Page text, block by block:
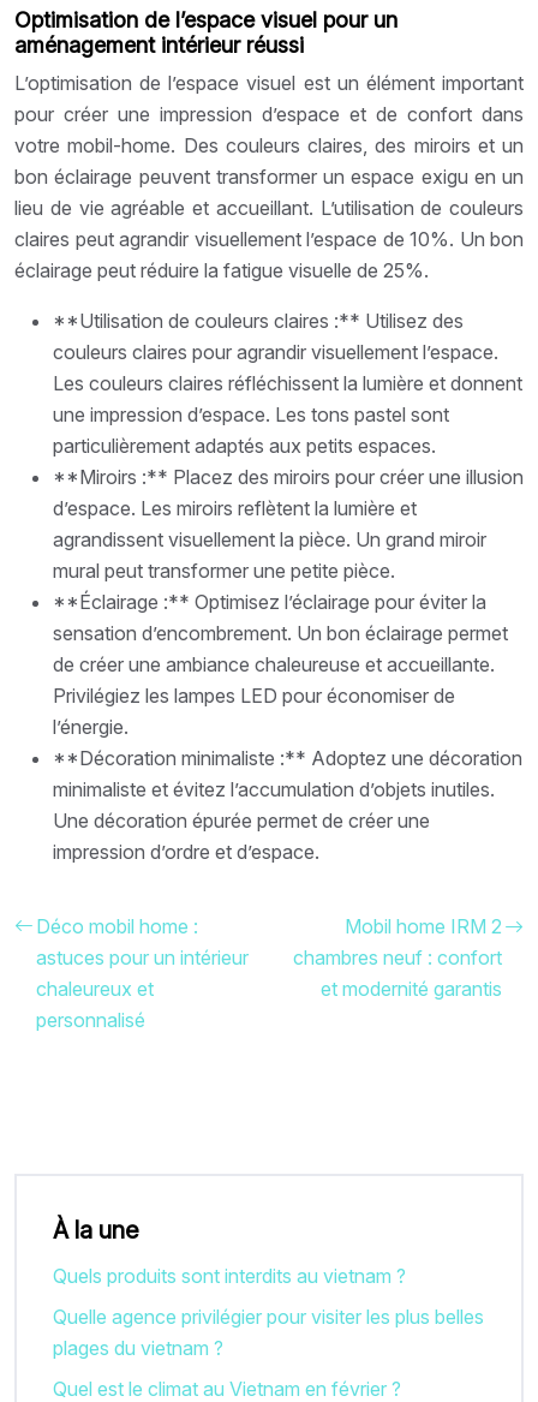
Optimisation de l’espace visuel pour un
aménagement intérieur réussi
L’optimisation de l’espace visuel est un élément important
pour créer une impression d’espace et de confort dans
votre mobil-home. Des couleurs claires, des miroirs et un
bon éclairage peuvent transformer un espace exigu en un
lieu de vie agréable et accueillant. L’utilisation de couleurs
claires peut agrandir visuellement l’espace de 10%. Un bon
éclairage peut réduire la fatigue visuelle de 25%.
**Utilisation de couleurs claires :** Utilisez des
couleurs claires pour agrandir visuellement l’espace.
Les couleurs claires réfléchissent la lumière et donnent
une impression d’espace. Les tons pastel sont
particulièrement adaptés aux petits espaces.
**Miroirs :** Placez des miroirs pour créer une illusion
d’espace. Les miroirs reflètent la lumière et
agrandissent visuellement la pièce. Un grand miroir
mural peut transformer une petite pièce.
**Éclairage :** Optimisez l’éclairage pour éviter la
sensation d’encombrement. Un bon éclairage permet
de créer une ambiance chaleureuse et accueillante.
Privilégiez les lampes LED pour économiser de
l’énergie.
**Décoration minimaliste :** Adoptez une décoration
minimaliste et évitez l’accumulation d’objets inutiles.
Une décoration épurée permet de créer une
impression d’ordre et d’espace.
Déco mobil home :
astuces pour un intérieur
chaleureux et
personnalisé
Mobil home IRM 2
chambres neuf : confort
et modernité garantis
À la une
Quels produits sont interdits au vietnam ?
Quelle agence privilégier pour visiter les plus belles
plages du vietnam ?
Quel est le climat au Vietnam en février ?